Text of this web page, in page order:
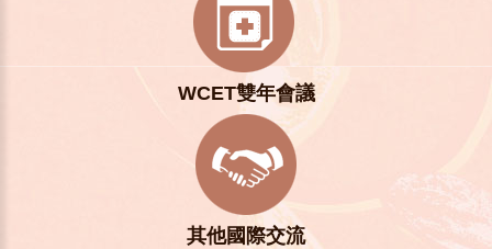
WCET雙年會議
其他國際交流